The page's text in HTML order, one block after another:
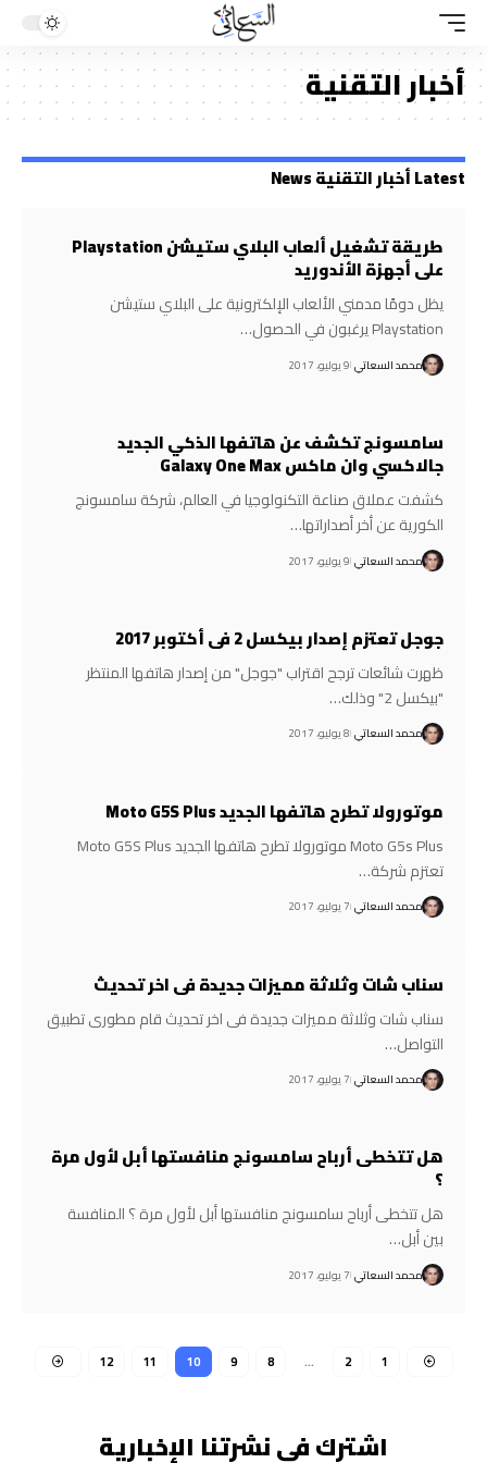
أخبار التقنية
Latest أخبار التقنية News
طريقة تشغيل ألعاب البلاي ستيشن Playstation
على أجهزة الأندوريد
يظل دومًا مدمني الألعاب الإلكترونية على البلاي ستيشن
Playstation يرغبون في الحصول…
محمد السعاتي 9 يوليو، 2017
سامسونج تكشف عن هاتفها الذكي الجديد
جالاكسي وان ماكس Galaxy One Max
كشفت عملاق صناعة التكنولوجيا في العالم، شركة سامسونج
الكورية عن أخر أصداراتها…
محمد السعاتي 9 يوليو، 2017
جوجل تعتزم إصدار بيكسل 2 فى أكتوبر 2017
ظهرت شائعات ترجح اقتراب "جوجل" من إصدار هاتفها المنتظر
"بيكسل 2" وذلك…
محمد السعاتي 8 يوليو، 2017
موتورولا تطرح هاتفها الجديد Moto G5S Plus
Moto G5s Plus موتورولا تطرح هاتفها الجديد Moto G5S Plus
تعتزم شركة…
محمد السعاتي 7 يوليو، 2017
سناب شات وثلاثة مميزات جديدة فى اخر تحديث
سناب شات وثلاثة مميزات جديدة فى اخر تحديث قام مطورى تطبيق
التواصل…
محمد السعاتي 7 يوليو، 2017
هل تتخطى أرباح سامسونج منافستها أبل لأول مرة
؟
هل تتخطى أرباح سامسونج منافستها أبل لأول مرة ؟ المنافسة
بين أبل…
محمد السعاتي 7 يوليو، 2017
1
2
…
8
9
10
11
12
اشترك في نشرتنا الإخبارية